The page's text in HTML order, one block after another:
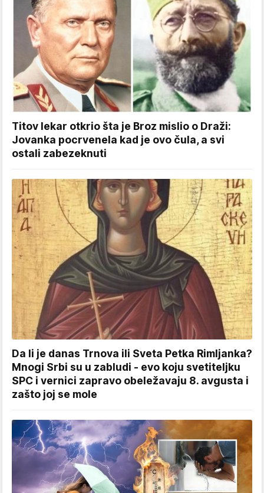
Titov lekar otkrio šta je Broz mislio o Draži:
Jovanka pocrvenela kad je ovo čula, a svi
ostali zabezeknuti
Da li je danas Trnova ili Sveta Petka Rimljanka?
Mnogi Srbi su u zabludi - evo koju svetiteljku
SPC i vernici zapravo obeležavaju 8. avgusta i
zašto joj se mole